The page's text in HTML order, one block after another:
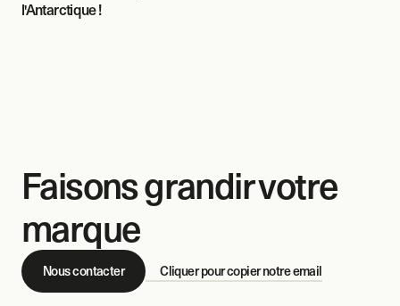
l'Antarctique !
Faisons grandir votre
marque
Nous contacter Cliquer pour copier notre email